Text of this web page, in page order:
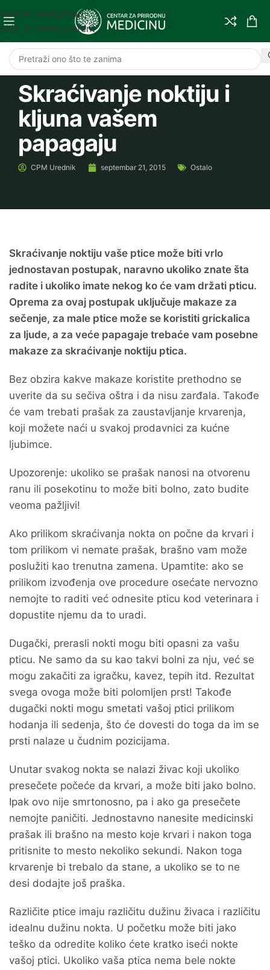
Skip to navigation
Skip to main content
Skraćivanje noktiju i
kljuna vašem
papagaju
CPM Urednik septembar 21, 2015 Ostalo
Skraćivanje noktiju vaše ptice može biti vrlo
jednostavan postupak, naravno ukoliko znate šta
radite i ukoliko imate nekog ko će vam držati pticu.
Oprema za ovaj postupak uključuje makaze za
sečenje, za male ptice može se koristiti grickalica
za ljude, a za veće papagaje trebaće vam posebne
makaze za skraćivanje noktiju ptica.
Bez obzira kakve makaze koristite prethodno se
uverite da su sečiva oštra i da nisu zarđala. Takođe
će vam trebati prašak za zaustavljanje krvarenja,
koji možete naći u svakoj prodavnici za kućne
ljubimce.
Upozorenje: ukoliko se prašak nanosi na otvorenu
ranu ili posekotinu to može biti bolno, zato budite
veoma pažljivi!
Ako prilikom skraćivanja nokta on počne da krvari i
tom prilikom vi nemate prašak, brašno vam može
poslužiti kao trenutna zamena. Upamtite: ako se
prilikom izvođenja ove procedure osećate nervozno
nemojte to raditi već odnesite pticu kod veterinara i
dopustite njemu da to uradi.
Dugački, prerasli nokti mogu biti opasni za vašu
pticu. Ne samo da su kao takvi bolni za nju, već se
mogu zakačiti za igračku, kavez, tepih itd. Rezultat
svega ovoga može biti polomljen prst! Takođe
dugački nokti mogu smetati vašoj ptici prilikom
hodanja ili sedenja, što će dovesti do toga da im se
prsti nalaze u čudnim pozicijama.
Unutar svakog nokta se nalazi živac koji ukoliko
presečete počeće da krvari, a može biti jako bolno.
Ipak ovo nije smrtonosno, pa i ako ga presečete
nemojte paničiti. Jednostavno nanesite medicinski
prašak ili brašno na mesto koje krvari i nakon toga
pritisnite to mesto nekoliko sekundi. Nakon toga
krvarenje bi trebalo da stane, a ukoliko se to ne
desi dodajte još praška.
Različite ptice imaju različitu dužinu živaca i različitu
idealnu dužinu nokta. U početku može biti jako
teško da odredite koliko ćete kratko iseći nokte
vašoj ptici. Ukoliko vaša ptica nema bele nokte